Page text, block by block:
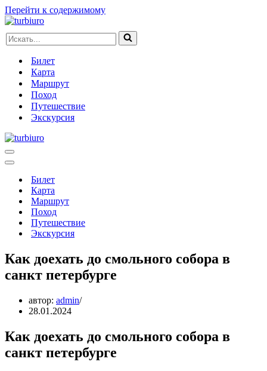
Перейти к содержимому
Искать...
Билет
Карта
Маршрут
Поход
Путешествие
Экскурсия
Меню
навигации
Меню
навигацииБилет
Карта
Маршрут
Поход
Путешествие
Экскурсия
Как доехать до смольного собора в
санкт петербурге
автор: admin
28.01.2024
Как доехать до смольного собора в
санкт петербурге